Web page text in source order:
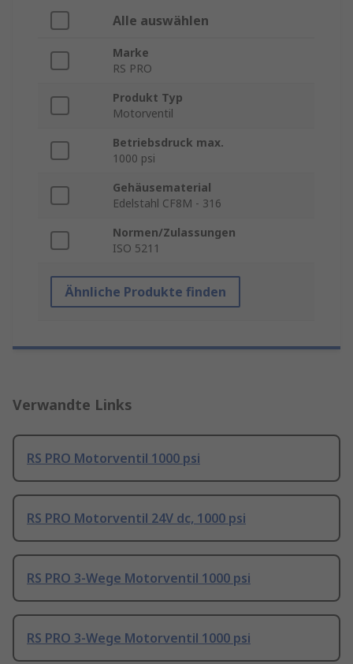
Alle auswählen
Marke
RS PRO
Produkt Typ
Motorventil
Betriebsdruck max.
1000 psi
Gehäusematerial
Edelstahl CF8M - 316
Normen/Zulassungen
ISO 5211
Ähnliche Produkte finden
Verwandte Links
RS PRO Motorventil 1000 psi
RS PRO Motorventil 24V dc, 1000 psi
RS PRO 3-Wege Motorventil 1000 psi
RS PRO 3-Wege Motorventil 1000 psi